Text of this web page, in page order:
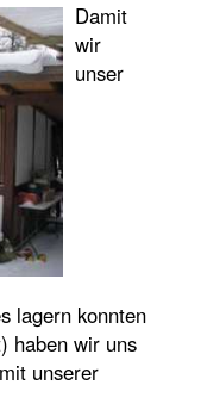
Damit
wir
unser
lagern konnten
haben wir uns
unserer